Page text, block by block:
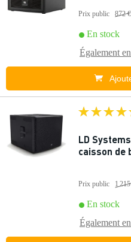
Prix public 872 €
En stock
Également
LD Systems
caisson de
Prix public 1
En stock
Également